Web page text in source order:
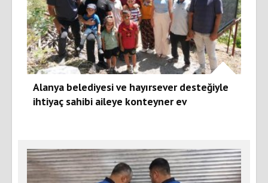
Alanya belediyesi ve hayırsever desteğiyle
ihtiyaç sahibi aileye konteyner ev